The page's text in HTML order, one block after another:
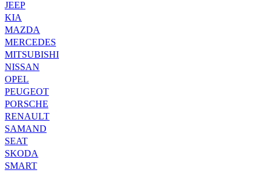
JEEP
KIA
MAZDA
MERCEDES
MITSUBISHI
NISSAN
OPEL
PEUGEOT
PORSCHE
RENAULT
SAMAND
SEAT
SKODA
SMART